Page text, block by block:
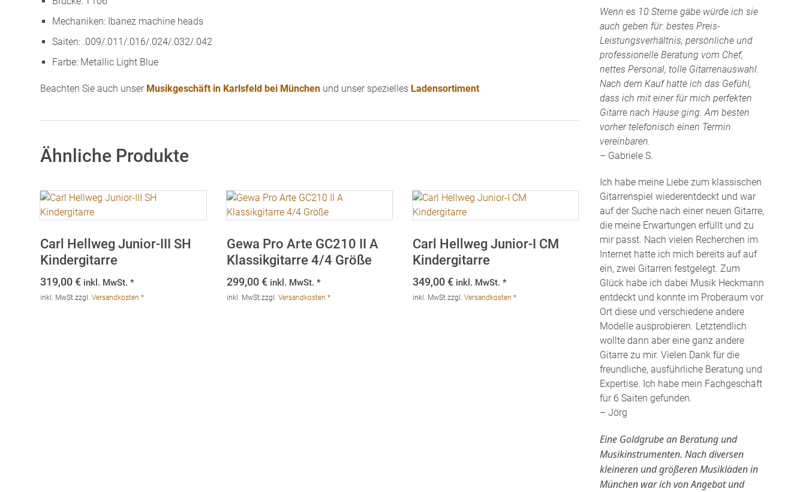
Mechaniken: Ibanez machine heads
Saiten: .009/.011/.016/.024/.032/.042
Farbe: Metallic Light Blue
Beachten Sie auch unser Musikgeschäft in Karlsfeld bei München und unser spezielles Ladensortiment
Ähnliche Produkte
Carl Hellweg Junior-III SH
Kindergitarre
319,00€ inkl. MwSt. *
inkl. MwSt.zzgl.Versandkosten *
Gewa Pro Arte GC210 II A
Klassikgitarre 4/4 Größe
299,00€ inkl. MwSt. *
inkl. MwSt.zzgl. Versandkosten *
Carl Hellweg Junior-I CM
Kindergitarre
349,00€ inkl. MwSt. *
inkl. MwSt.zzgl.Versandkosten *
Wenn es 10 Sterne gäbe würde ich sie
auch geben für: bestes Preis-
Leistungsverhältnis, persönliche und
professionelle Beratung vom Chef,
nettes Personal, tolle Gitarrenauswahl.
Nach dem Kauf hatte ich das Gefühl,
dass ich mit einer für mich perfekten
Gitarre nach Hause ging. Am besten
vorher telefonisch einen Termin
vereinbaren.
– Gabriele S.
Ich habe meine Liebe zum klassischen
Gitarrenspiel wiederentdeckt und war
auf der Suche nach einer neuen Gitarre,
die meine Erwartungen erfüllt und zu
mir passt. Nach vielen Recherchen im
Internet hatte ich mich bereits auf auf
ein, zwei Gitarren festgelegt. Zum
Glück habe ich dabei Musik Heckmann
entdeckt und konnte im Proberaum vor
Ort diese und verschiedene andere
Modelle ausprobieren. Letztendlich
wollte dann aber eine ganz andere
Gitarre zu mir. Vielen Dank für die
freundliche, ausführliche Beratung und
Expertise. Ich habe mein Fachgeschäft
für 6 Saiten gefunden.
– Jörg
Eine Goldgrube an Beratung und
Musikinstrumenten. Nach diversen
kleineren und größeren Musikläden in
München war ich von Angebot und